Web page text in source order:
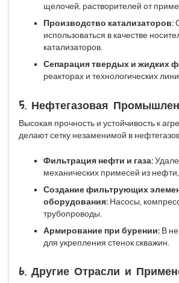
щелочей, растворителей от
Производство катализаторов:
использоваться в качестве
катализаторов.
Сепарация твердых и жидких
реакторах и технологических
5. Нефтегазовая
Высокая прочность и устойчивость к
делают сетку незаменимой в
Фильтрация нефти и газа:
механических примесей из нефти,
Создание фильтрующих
оборудования:Насосы,
трубопроводы.
Армирование при бурении:В
для укрепления стенок скважин.
6. Другие Отрасли и